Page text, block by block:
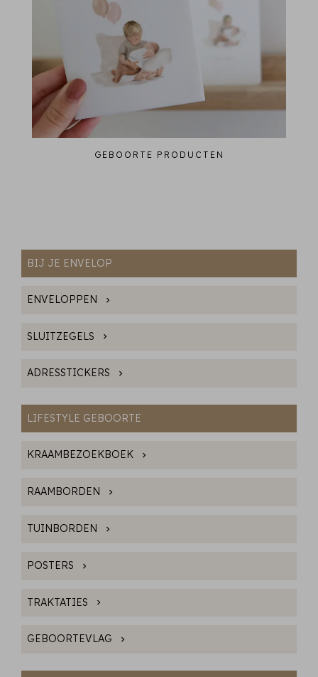
GEBOORTE PRODUCTEN
BIJ JE ENVELOP
ENVELOPPEN
SLUITZEGELS
ADRESSTICKERS
LIFESTYLE GEBOORTE
KRAAMBEZOEKBOEK
RAAMBORDEN
TUINBORDEN
POSTERS
TRAKTATIES
GEBOORTEVLAG